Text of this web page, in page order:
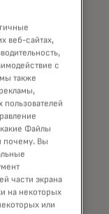
веб-сайтах,
с
также
пользователей
Файлы
почему. Вы
части экрана
на некоторых
или